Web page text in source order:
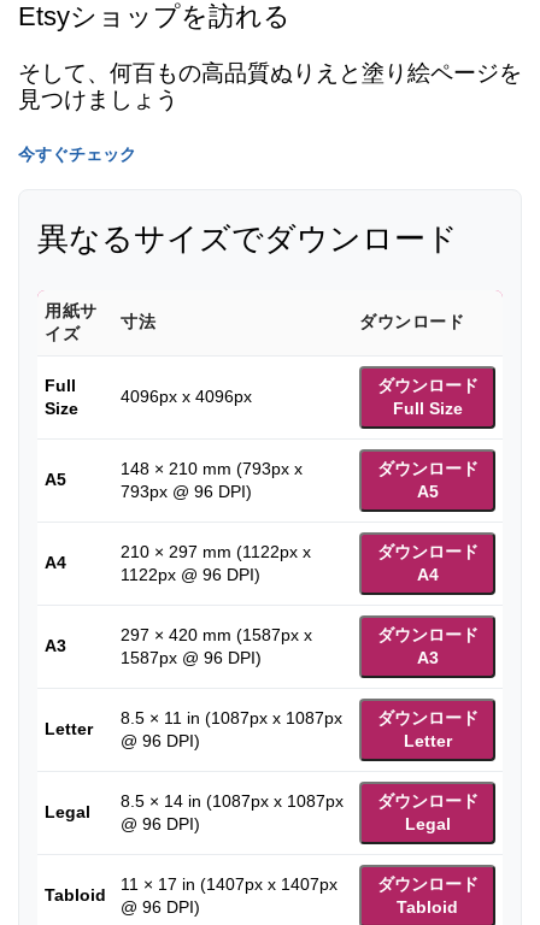
Etsyショップを訪れる
そして、何百もの高品質ぬりえと塗り絵ページを
見つけましょう
今すぐチェック
異なるサイズでダウンロード
用紙サ
イズ
寸法 ダウンロード
Full
Size
4096px x 4096px
ダウンロード
Full Size
A5
148 × 210 mm (793px x
793px @ 96 DPI)
ダウンロード
A5
A4
210 × 297 mm (1122px x
1122px @ 96 DPI)
ダウンロード
A4
A3
297 × 420 mm (1587px x
1587px @ 96 DPI)
ダウンロード
A3
Letter
8.5 × 11 in (1087px x 1087px
@ 96 DPI)
ダウンロード
Letter
Legal
8.5 × 14 in (1087px x 1087px
@ 96 DPI)
ダウンロード
Legal
Tabloid
11 × 17 in (1407px x 1407px
@ 96 DPI)
ダウンロード
Tabloid